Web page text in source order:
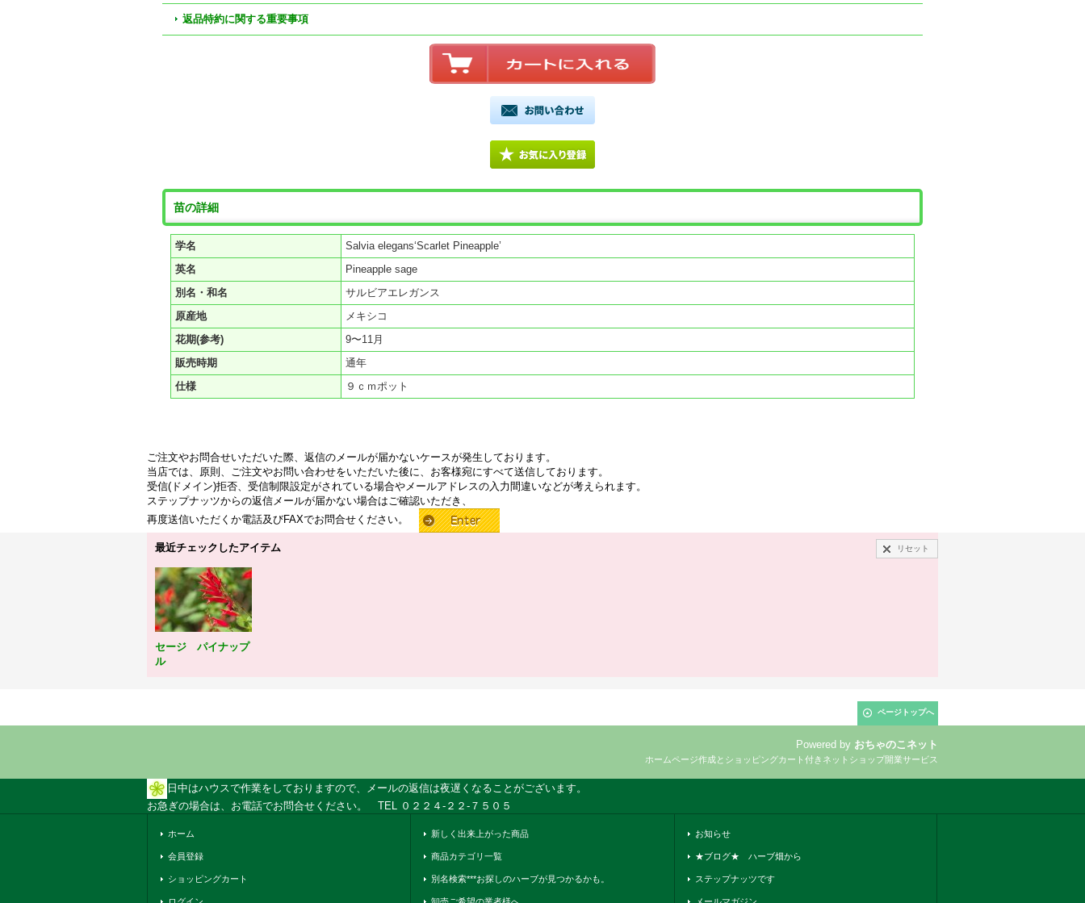
返品特約に関する重要事項
苗の詳細
学名
Salvia elegans‘Scarlet Pineapple’
英名
Pineapple sage
別名・和名
サルビアエレガンス
原産地
メキシコ
花期(参考)
9〜11月
販売時期
通年
仕様
９ｃｍポット
ご注文やお問合せいただいた際、返信のメールが届かないケースが発生しております。
当店では、原則、ご注文やお問い合わせをいただいた後に、お客様宛にすべて送信しております。
受信(ドメイン)拒否、受信制限設定がされている場合やメールアドレスの入力間違いなどが考えられます。
ステップナッツからの返信メールが届かない場合はご確認いただき、
再度送信いただくか電話及びFAXでお問合せください。
最近チェックしたアイテム リセット
セージ パイナップ
ル
ページトップへ
Powered by おちゃのこネット
ホームページ作成とショッピングカート付きネットショップ開業サービス
日中はハウスで作業をしておりますので、メールの返信は夜遅くなることがございます。
お急ぎの場合は、お電話でお問合せください。 TEL ０２２４-２２-７５０５
ホーム
会員登録
ショッピングカート
新しく出来上がった商品
商品カテゴリ一覧
別名検索***お探しのハーブが見つかるかも。
お知らせ
★ブログ★ ハーブ畑から
ステップナッツです